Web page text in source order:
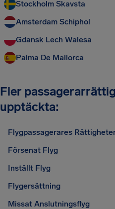
Stockholm Skavsta
Amsterdam Schiphol
Gdansk Lech Walesa
Palma De Mallorca
Fler
upptäckta:
Flygpassagerares
Försenat Flyg
Inställt Flyg
Flygersättning
Missat Anslutningsflyg